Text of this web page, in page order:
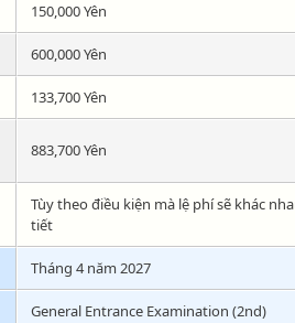
150,000 Yên
600,000 Yên
133,700 Yên
883,700 Yên
Tùy theo điều kiện mà lệ phí sẽ khác
tiết
Tháng 4 năm 2027
General Entrance Examination (2nd)